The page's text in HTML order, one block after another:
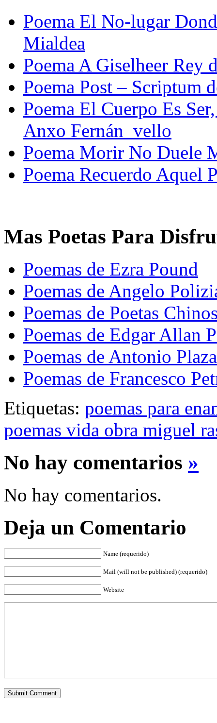
Poema El No-lugar
Mialdea
Poema A Giselheer Rey
Poema Post – Scriptum
Poema El Cuerpo Es
Anxo Fernán_vello
Poema Morir No Duele
Poema Recuerdo Aquel
Mas Poetas Para
Poemas de Ezra Pound
Poemas de Angelo
Poemas de Poetas
Poemas de Edgar Allan
Poemas de Antonio Plaza
Poemas de Francesco
Etiquetas: poemas para
poemas vida obra miguel
No hay comentarios »
No hay comentarios.
Deja un Comentario
Name (requerido)
Mail (will not be published) (requerido)
Website